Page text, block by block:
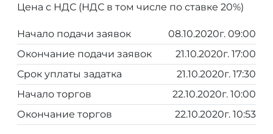
Цена с НДС (НДС в том числе по ставке 20%)
Начало подачи заявок
08.10.2020г. 09:00
Окончание подачи заявок
21.10.2020г. 17:00
Срок уплаты задатка
21.10.2020г. 17:30
Начало торгов
22.10.2020г. 10:00
Окончание торгов
22.10.2020г. 10:53